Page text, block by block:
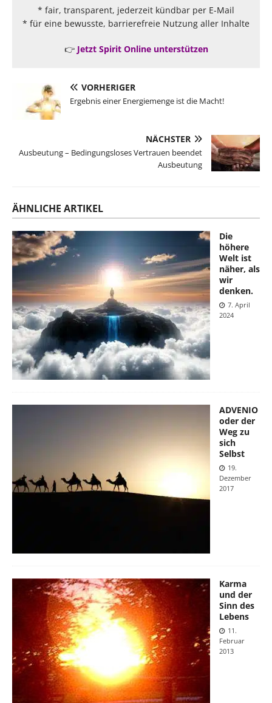
* fair, transparent, jederzeit kündbar per E-Mail
* für eine bewusste, barrierefreie Nutzung aller Inhalte
👉 Jetzt Spirit Online unterstützen
VORHERIGER
Ergebnis einer Energiemenge ist die Macht!
NÄCHSTER
Ausbeutung – Bedingungsloses Vertrauen beendet
Ausbeutung
ÄHNLICHE ARTIKEL
Die
höhere
Welt ist
näher, als
wir
denken.
7. April
2024
ADVENIO
oder der
Weg zu
sich
Selbst
19.
Dezember
2017
Karma
und der
Sinn des
Lebens
11.
Februar
2013